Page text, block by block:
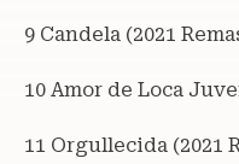
9 Candela (2021
10 Amor de Loca
11 Orgullecida (2021